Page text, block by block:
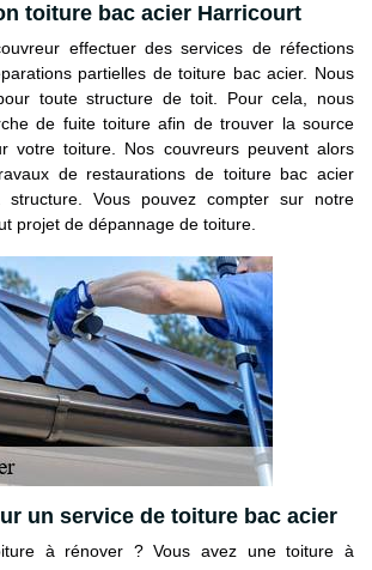
toiture bac acier Harricourt
effectuer des services de réfections
partielles de toiture bac acier. Nous
toute structure de toit. Pour cela, nous
de fuite toiture afin de trouver la source
votre toiture. Nos couvreurs peuvent alors
de restaurations de toiture bac acier
Vous pouvez compter sur notre
projet de dépannage de toiture.
un service de toiture bac acier
à rénover ? Vous avez une toiture à